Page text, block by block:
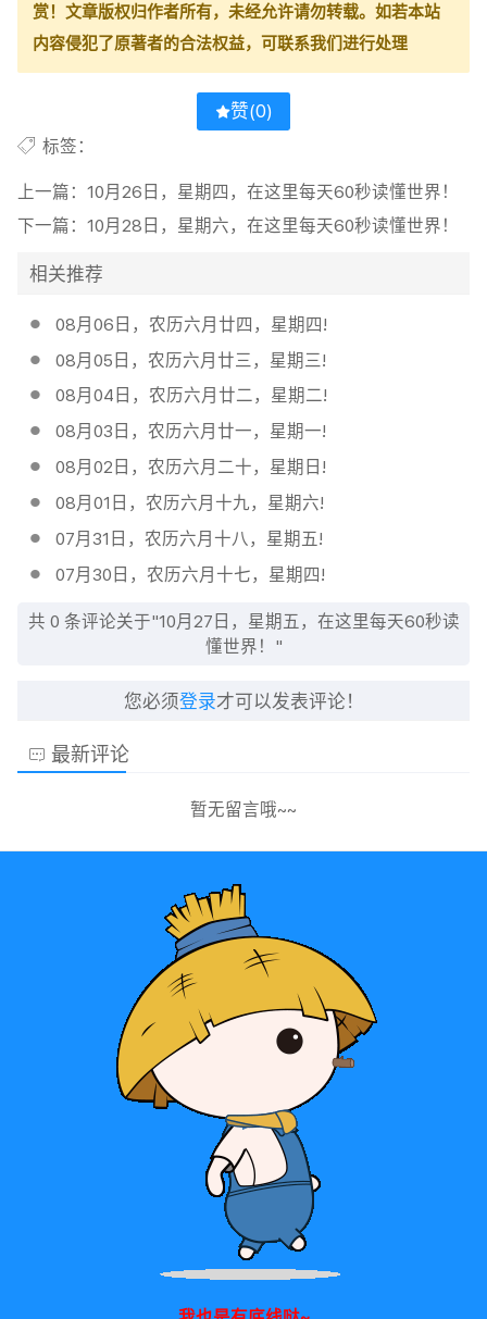
赏！文章版权归作者所有，未经允许请勿转载。如若本站
内容侵犯了原著者的合法权益，可联系我们进行处理
赞(0)
标签：
上一篇： 10月26日，星期四，在这里每天60秒读懂世界！
下一篇： 10月28日，星期六，在这里每天60秒读懂世界！
相关推荐
08月06日，农历六月廿四，星期四!
08月05日，农历六月廿三，星期三!
08月04日，农历六月廿二，星期二!
08月03日，农历六月廿一，星期一!
08月02日，农历六月二十，星期日!
08月01日，农历六月十九，星期六!
07月31日，农历六月十八，星期五!
07月30日，农历六月十七，星期四!
共 0 条评论关于"10月27日，星期五，在这里每天60秒读
懂世界！"
您必须登录才可以发表评论！
最新评论
暂无留言哦~~